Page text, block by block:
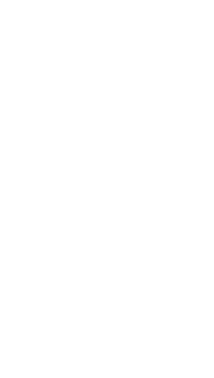
的地方重新开始监视。如果是这种情况，请等